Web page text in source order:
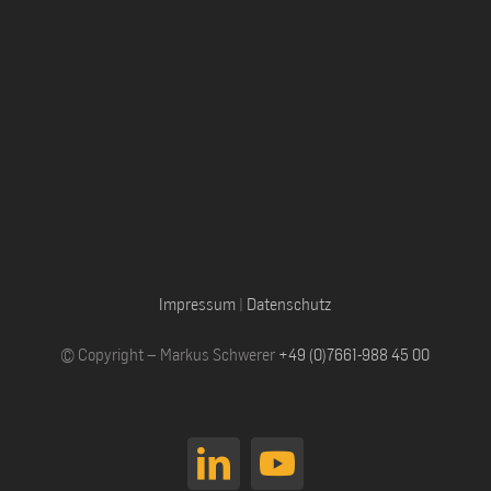
Impressum | Datenschutz
© Copyright – Markus Schwerer +49 (0)7661-988 45 00
LinkedInYouTube